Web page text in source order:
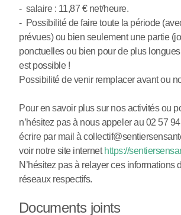
- salaire : 11,87 € net/heure.
- Possibilité de faire toute la période
prévues) ou bien seulement une partie
ponctuelles ou bien pour de plus
est possible !
Possibilité de venir remplacer avant ou
Pour en savoir plus sur nos activités ou
n’hésitez pas à nous appeler au 02 57
écrire par mail à
voir notre site internet https://
N’hésitez pas à relayer ces informations
réseaux respectifs.
Documents joints